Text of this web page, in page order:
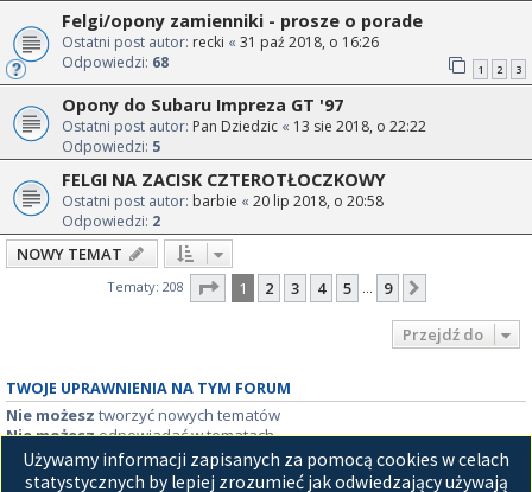
Felgi/opony zamienniki - prosze o porade
Ostatni post autor: recki « 31 paź 2018, o 16:26
Odpowiedzi: 68 1 2 3
Opony do Subaru Impreza GT '97
Ostatni post autor: Pan Dziedzic « 13 sie 2018, o 22:22
Odpowiedzi: 5
FELGI NA ZACISK CZTEROTŁOCZKOWY
Ostatni post autor: barbie « 20 lip 2018, o 20:58
Odpowiedzi: 2
NOWY TEMAT
Tematy: 208 Strona z9
1 2 3 4 5 … 9
Przejdź do
TWOJE UPRAWNIENIA NA TYM FORUM
Nie możesz tworzyć nowych tematów
Nie możeszodpowiadać w tematach
Nie możeszzmieniać swoich postów
Nie możeszusuwać swoich postów
Używamy informacji zapisanych za pomocą cookies w celach
statystycznych by lepiej zrozumieć jak odwiedzający używają